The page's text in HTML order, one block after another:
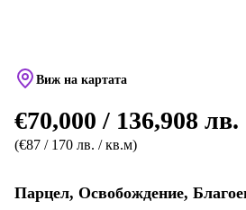
Виж на картата
€70,000 / 136,908 лв.
(€87 / 170 лв. / кв.м)
Парцел, Освобождение,